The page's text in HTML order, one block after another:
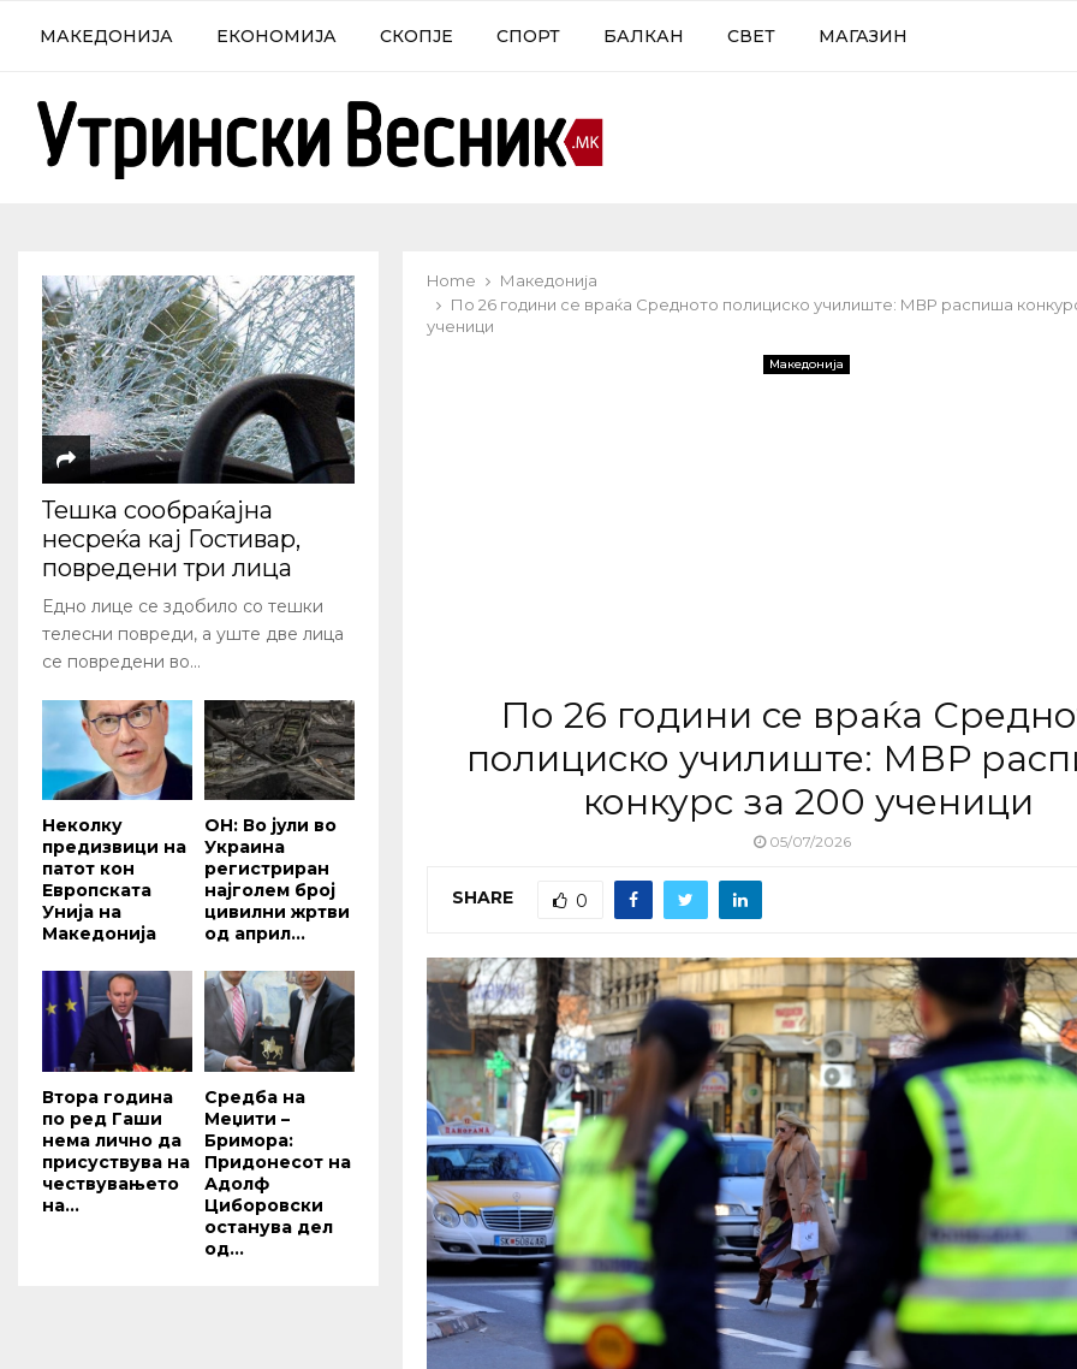
МАКЕДОНИЈА ЕКОНОМИЈА СКОПЈЕ СПОРТ БАЛКАН СВЕТ МАГАЗИН
Home
Македонија
По 26 години се враќа Средното полициско училиште: МВР распиша
ученици
Македонија
По 26 години се враќа
полициско училиште: МВР
конкурс за 200 ученици
05/07/2026
SHARE 0
Тешка сообраќајна
несреќа кај Гостивар,
повредени три лица
Едно лице се здобило со тешки
телесни повреди, а уште две лица
се повредени во...
Неколку
предизвици на
патот кон
Европската
Унија на
Македонија
ОН: Во јули во
Украина
регистриран
најголем број
цивилни жртви
од април...
Втора година
по ред Гаши
нема лично да
присуствува на
чествувањето
на...
Средба на
Меџити –
Бримора:
Придонесот на
Адолф
Циборовски
останува дел
од...